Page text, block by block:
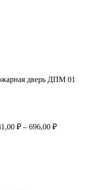
дверь ДПМ 01
₽ – 696,00 ₽